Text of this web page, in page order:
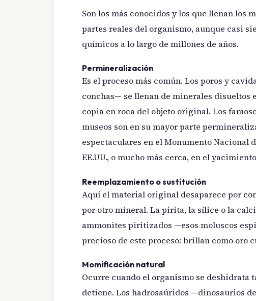
Son los más conocidos y los que llenan los
partes reales del organismo, aunque casi
químicos a lo largo de millones de años.
Permineralización
Es el proceso más común. Los poros y
conchas— se llenan de minerales disueltos
copia en roca del objeto original. Los
museos son en su mayor parte
espectaculares en el Monumento Nacional
EE.UU., o mucho más cerca, en el
Reemplazamiento o sustitución
Aquí el material original desaparece por
por otro mineral. La pirita, la sílice o la
ammonites piritizados —esos moluscos
precioso de este proceso: brillan como oro
Momificación natural
Ocurre cuando el organismo se deshidrata
detiene. Los hadrosaúridos —dinosaurios